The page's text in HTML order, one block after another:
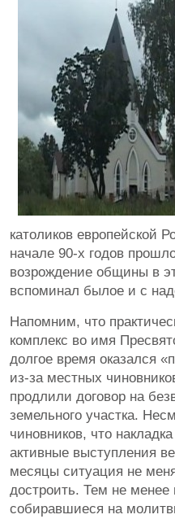
католиков европейской
начале 90-х годов
возрождение общины в
вспоминал былое и с
Напомним, что
комплекс во имя
долгое время оказался
из-за местных
продлили договор на
земельного участка.
чиновников, что
активные выступления
месяцы ситуация не
достроить. Тем не менее
собиравшиеся на